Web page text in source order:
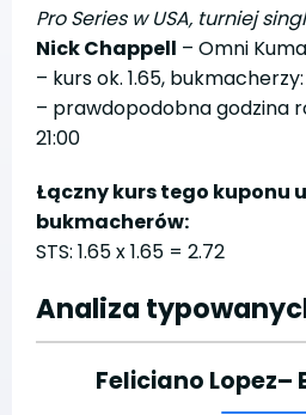
Pro Series w USA, turniej
Nick Chappell – Omni
– kurs ok. 1.65, bukmacherzy:
– prawdopodobna godzina
21:00
Łączny kurs tego kuponu
bukmacherów:
STS: 1.65 x 1.65 = 2.72
Analiza
Feliciano Lopez–